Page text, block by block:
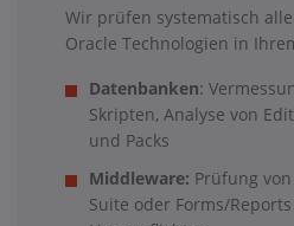
Wir prüfen systematisch
Oracle Technologien in
Datenbanken:
Skripten, Analyse von
und Packs
Middleware: Prüfung von
Suite oder Forms/